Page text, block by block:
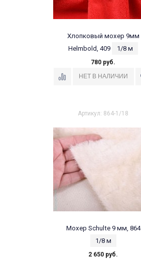
Хлопковый мохер 9мм
Helmbold, 409
1/8 м
780 руб.
Артикул: 864-1/18
Мохер Schulte 9 мм, 864
1/8 м
2 650 руб.